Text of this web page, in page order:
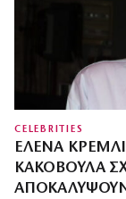
CELEBRITIES
ΈΛΕΝΑ
ΚΑΚΌΒΟΥΛΑ